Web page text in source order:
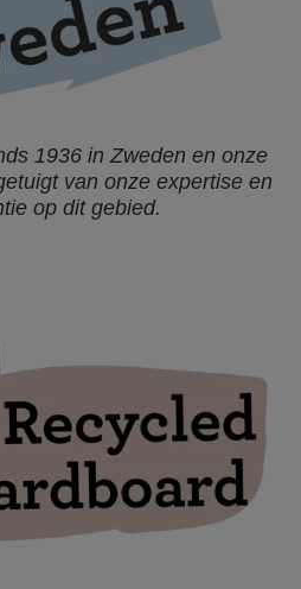
1936 in Zweden en onze
van onze expertise en
op dit gebied.